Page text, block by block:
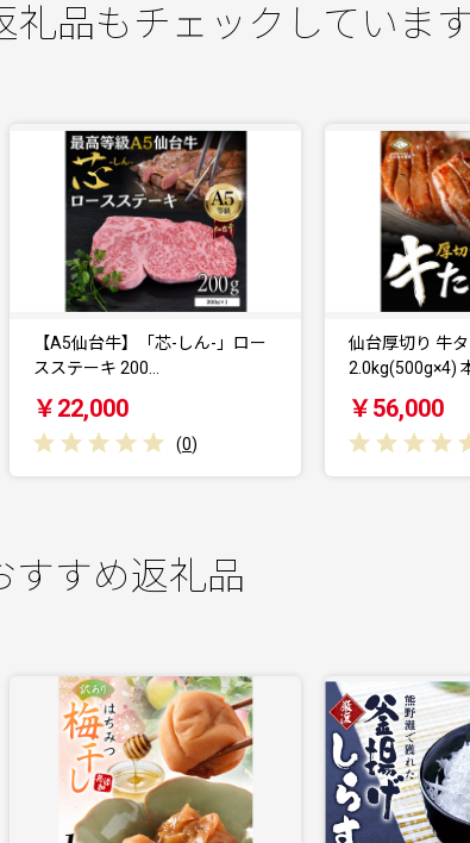
品もチェックしています
仙台厚切り 牛タン
2.0kg(500g×4) 本…
￥56,000
(0)
仙台厚切り 牛
1.0kg(500g×2)
￥31,000
すすめ返礼品